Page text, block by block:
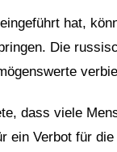
hat,
Die
dass viele
ein Verbot für